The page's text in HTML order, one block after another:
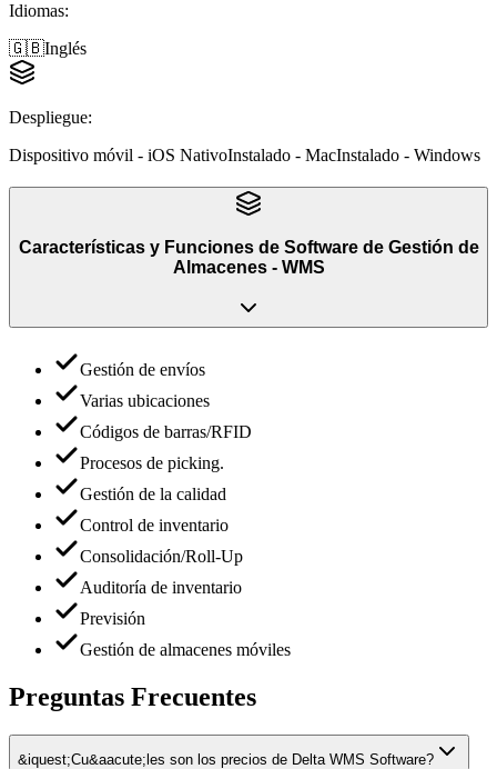
Idiomas:
🇬🇧Inglés
Despliegue:
Dispositivo móvil - iOS NativoInstalado - MacInstalado - Windows
Características y Funciones de Software de Gestión de
Almacenes - WMS
Gestión de envíos
Varias ubicaciones
Códigos de barras/RFID
Procesos de picking.
Gestión de la calidad
Control de inventario
Consolidación/Roll-Up
Auditoría de inventario
Previsión
Gestión de almacenes móviles
Preguntas Frecuentes
&iquest;Cu&aacute;les son los precios de Delta WMS Software?